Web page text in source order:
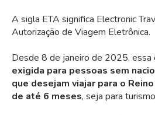
A sigla ETA significa Electronic
Autorização de Viagem Eletrônica.
Desde 8 de janeiro de 2025, essa
exigida para pessoas sem
que desejam viajar para o
de até 6 meses, seja para